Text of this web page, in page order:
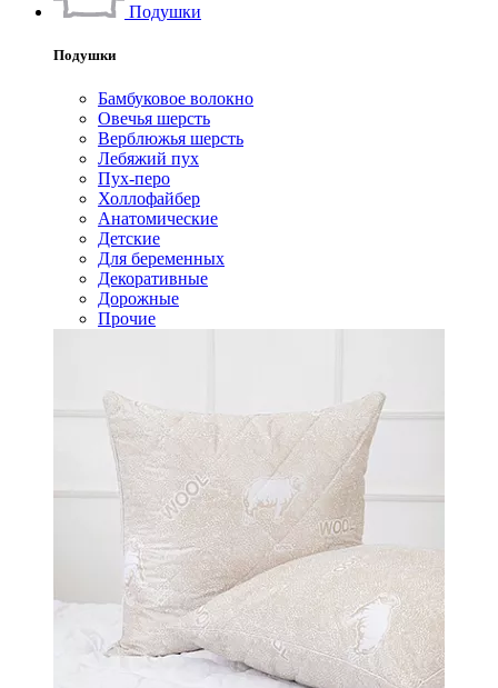
Подушки
Подушки
Бамбуковое волокно
Овечья шерсть
Верблюжья шерсть
Лебяжий пух
Пух-перо
Холлофайбер
Анатомические
Детские
Для беременных
Декоративные
Дорожные
Прочие